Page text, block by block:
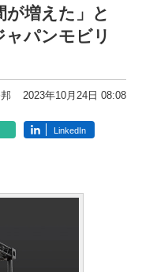
が増えた」と
パンモビリ
2023年10月24日 08:08
LinkedIn